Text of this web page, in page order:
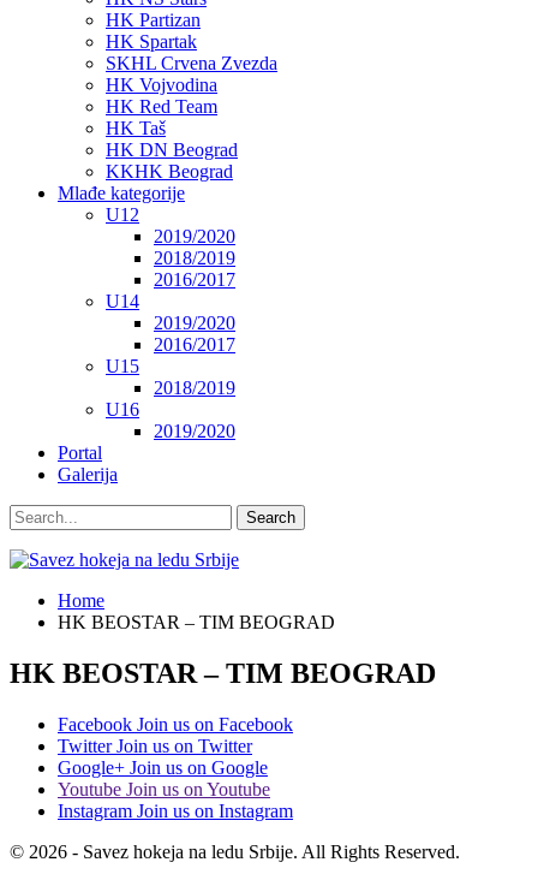
HK Partizan
HK Spartak
SKHL Crvena Zvezda
HK Vojvodina
HK Red Team
HK Taš
HK DN Beograd
KKHK Beograd
Mlađe kategorije
U12
2019/2020
2018/2019
2016/2017
U14
2019/2020
2016/2017
U15
2018/2019
U16
2019/2020
Portal
Galerija
Home
HK BEOSTAR – TIM BEOGRAD
HK BEOSTAR – TIM BEOGRAD
Facebook Join us on Facebook
Twitter Join us on Twitter
Google+ Join us on Google
Youtube Join us on Youtube
Instagram Join us on Instagram
© 2026 - Savez hokeja na ledu Srbije. All Rights Reserved.